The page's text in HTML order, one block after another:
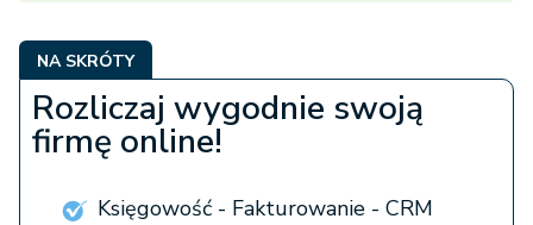
NA SKRÓTY
Rozliczaj wygodnie swoją
firmę online!
Księgowość - Fakturowanie - CRM